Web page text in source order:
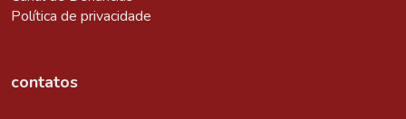
contatos
Política de privacidade